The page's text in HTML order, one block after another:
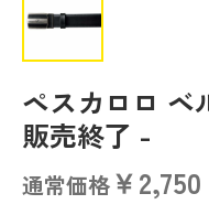
ペスカロロ ベ
販売終了 -
通常価格￥2,750